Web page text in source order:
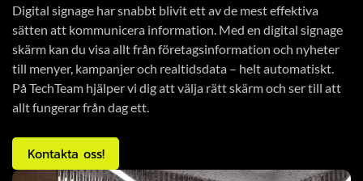
Digital signage har snabbt blivit ett av de mest effektiva
sätten att kommunicera information. Med en digital signage
skärm kan du visa allt från företagsinformation och nyheter
till menyer, kampanjer och realtidsdata – helt automatiskt.
På TechTeam hjälper vi dig att välja rätt skärm och ser till att
allt fungerar från dag ett.
Kontakta oss!